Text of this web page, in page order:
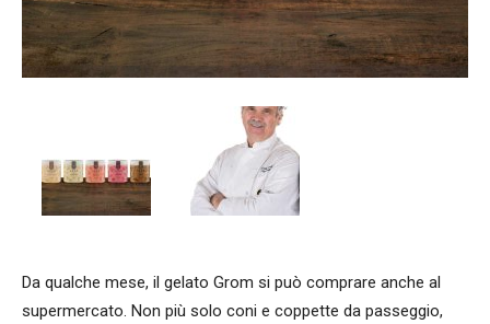
Da qualche mese, il gelato Grom si può comprare anche al
supermercato. Non più solo coni e coppette da passeggio,